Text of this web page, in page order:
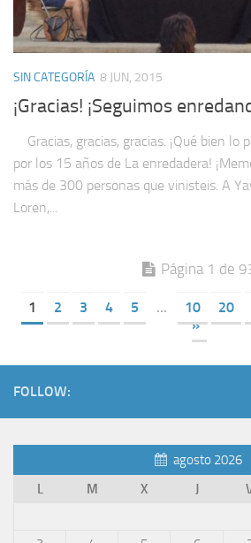
SIN CATEGORÍA 8 JUN, 2015
¡Gracias! ¡Seguimos
Gracias, gracias, gracias. ¡Qué bien lo
por los 15 años de La enredadera!
más de 300 personas que vinisteis. A
Loren,...
Página 1 de
1 2 3 4 5 ... 10 20
»
FOLLOW:
agosto 2026
L
M X J